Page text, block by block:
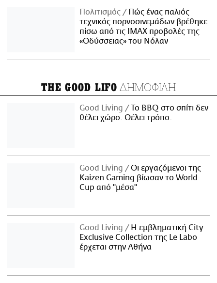
Πολιτισμός
Πώς ένας παλιός
τεχνικός πορνοσινεμάδων βρέθηκε
πίσω από τις IMAX προβολές της
«Οδύσσειας» του Νόλαν
THE GOOD LIFO ΔΗΜΟΦΙΛΗ
Good Living
Το BBQ στο σπίτι δεν
θέλει χώρο. Θέλει τρόπο.
Good Living
Οι εργαζόμενοι της
Kaizen Gaming βίωσαν το World
Cup από "μέσα"
Good Living
Η εμβληματική City
Exclusive Collection της Le Labo
έρχεται στην Αθήνα